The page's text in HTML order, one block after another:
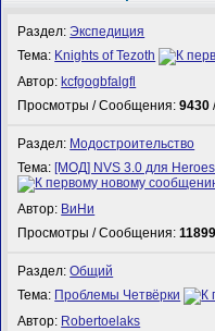
Раздел:Экспедиция
Тема: Knights of Tezoth
Автор: kcfgogbfalgfl
Просмотры / Сообщения:9430
Раздел: Модостроительство
Тема: [МОД] NVS 3.0 для
Автор: ВиНи
Просмотры / Сообщения:11899
Раздел:Общий
Тема: Проблемы Четвёрки
Автор: Robertoelaks